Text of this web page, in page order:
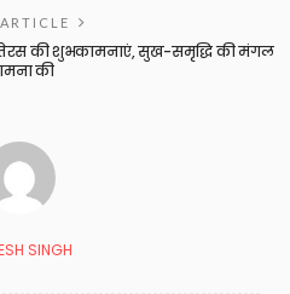
की शुभकामनाएं, सुख-समृद्धि की मंगल
की
SINGH